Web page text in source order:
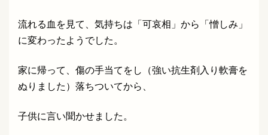
流れる血を見て、気持ちは「可哀相」から「憎しみ」
に変わったようでした。
家に帰って、傷の手当てをし（強い抗生剤入り軟膏を
ぬりました）落ちついてから、
子供に言い聞かせました。